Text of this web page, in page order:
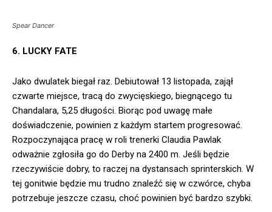
Spear Dancer
6. LUCKY FATE
Jako dwulatek biegał raz. Debiutował 13 listopada, zajął
czwarte miejsce, tracą do zwycięskiego, biegnącego tu
Chandalara, 5,25 długości. Biorąc pod uwagę małe
doświadczenie, powinien z każdym startem progresować.
Rozpoczynająca pracę w roli trenerki Claudia Pawlak
odważnie zgłosiła go do Derby na 2400 m. Jeśli będzie
rzeczywiście dobry, to raczej na dystansach sprinterskich. W
tej gonitwie będzie mu trudno znaleźć się w czwórce, chyba
potrzebuje jeszcze czasu, choć powinien być bardzo szybki.